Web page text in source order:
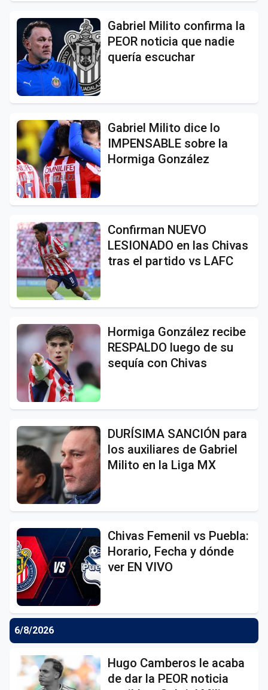
Gabriel Milito confirma la
PEOR noticia que nadie
quería escuchar
Gabriel Milito dice lo
IMPENSABLE sobre la
Hormiga González
Confirman NUEVO
LESIONADO en las Chivas
tras el partido vs LAFC
Hormiga González recibe
RESPALDO luego de su
sequía con Chivas
DURÍSIMA SANCIÓN para
los auxiliares de Gabriel
Milito en la Liga MX
Chivas Femenil vs Puebla:
Horario, Fecha y dónde
ver EN VIVO
6/8/2026
Hugo Camberos le acaba
de dar la PEOR noticia